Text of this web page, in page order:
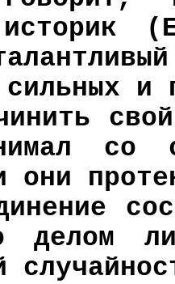
историк
сильных и
со
они
делом